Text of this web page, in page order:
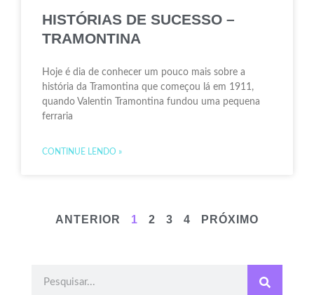
HISTÓRIAS DE SUCESSO –
TRAMONTINA
Hoje é dia de conhecer um pouco mais sobre a
história da Tramontina que começou lá em 1911,
quando Valentin Tramontina fundou uma pequena
ferraria
CONTINUE LENDO »
ANTERIOR 1 2 3 4 PRÓXIMO